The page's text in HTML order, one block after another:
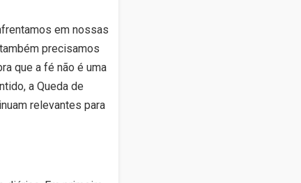
em nossas
precisamos
que a fé não é uma
a Queda de
relevantes para